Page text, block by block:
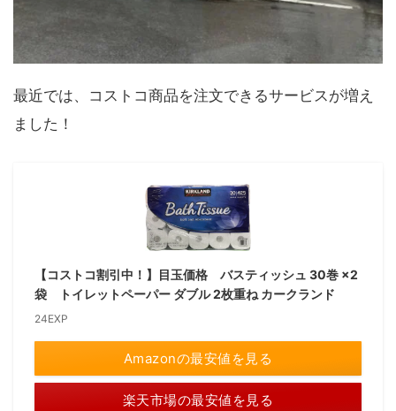
最近では、コストコ商品を注文できるサービスが増え
ました！
【コストコ割引中！】目玉価格 バスティッシュ 30巻 ×2
袋 トイレットペーパー ダブル 2枚重ね カークランド
24EXP
Amazonの最安値を見る
楽天市場の最安値を見る